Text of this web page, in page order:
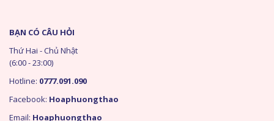
BẠN CÓ CÂU HỎI
Thứ Hai - Chủ Nhật
(6:00 - 23:00)
Hotline: 0777.091.090
Facebook: Hoaphuongthao
Email: Hoaphuongthao